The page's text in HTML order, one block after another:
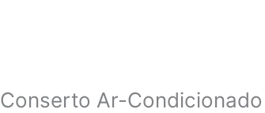
Conserto Ar-